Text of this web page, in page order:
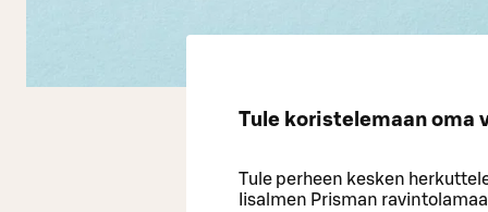
Tule koristelemaan oma
Tule perheen kesken
Iisalmen Prisman